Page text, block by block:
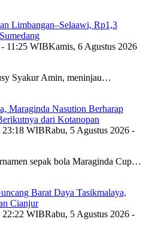
Limbangan–Selaawi, Rp1,3
11:25 WIBKamis, 6 Agustus 2026
Syakur Amin, meninjau…
Maraginda Nasution Berharap
dari Kotanopan
23:18 WIBRabu, 5 Agustus 2026 -
sepak bola Maraginda Cup…
Barat Daya Tasikmalaya,
Cianjur
22:22 WIBRabu, 5 Agustus 2026 -